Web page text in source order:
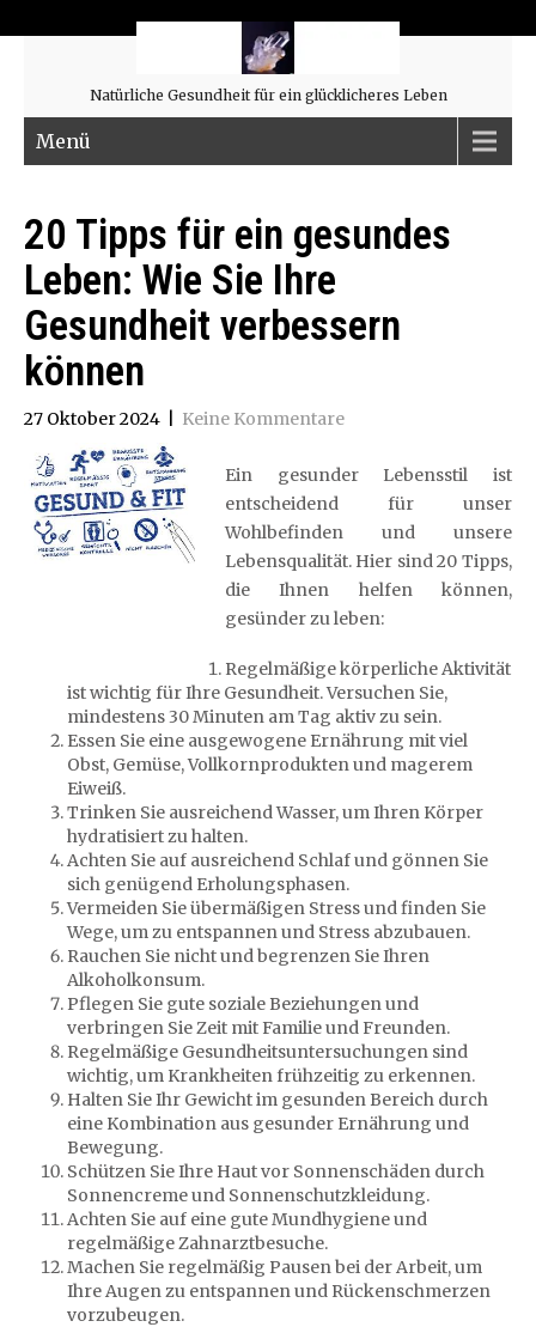
Natürliche Gesundheit für ein glücklicheres Leben
Menü
20 Tipps für ein gesundes
Leben: Wie Sie Ihre
Gesundheit verbessern
können
27 Oktober 2024 Keine Kommentare
Ein gesunder Lebensstil ist
entscheidend für unser
Wohlbefinden und unsere
Lebensqualität. Hier sind 20 Tipps,
die Ihnen helfen können,
gesünder zu leben:
Regelmäßige körperliche Aktivität
ist wichtig für Ihre Gesundheit. Versuchen Sie,
mindestens 30 Minuten am Tag aktiv zu sein.
Essen Sie eine ausgewogene Ernährung mit viel
Obst, Gemüse, Vollkornprodukten und magerem
Eiweiß.
Trinken Sie ausreichend Wasser, um Ihren Körper
hydratisiert zu halten.
Achten Sie auf ausreichend Schlaf und gönnen Sie
sich genügend Erholungsphasen.
Vermeiden Sie übermäßigen Stress und finden Sie
Wege, um zu entspannen und Stress abzubauen.
Rauchen Sie nicht und begrenzen Sie Ihren
Alkoholkonsum.
Pflegen Sie gute soziale Beziehungen und
verbringen Sie Zeit mit Familie und Freunden.
Regelmäßige Gesundheitsuntersuchungen sind
wichtig, um Krankheiten frühzeitig zu erkennen.
Halten Sie Ihr Gewicht im gesunden Bereich durch
eine Kombination aus gesunder Ernährung und
Bewegung.
Schützen Sie Ihre Haut vor Sonnenschäden durch
Sonnencreme und Sonnenschutzkleidung.
Achten Sie auf eine gute Mundhygiene und
regelmäßige Zahnarztbesuche.
Machen Sie regelmäßig Pausen bei der Arbeit, um
Ihre Augen zu entspannen und Rückenschmerzen
vorzubeugen.